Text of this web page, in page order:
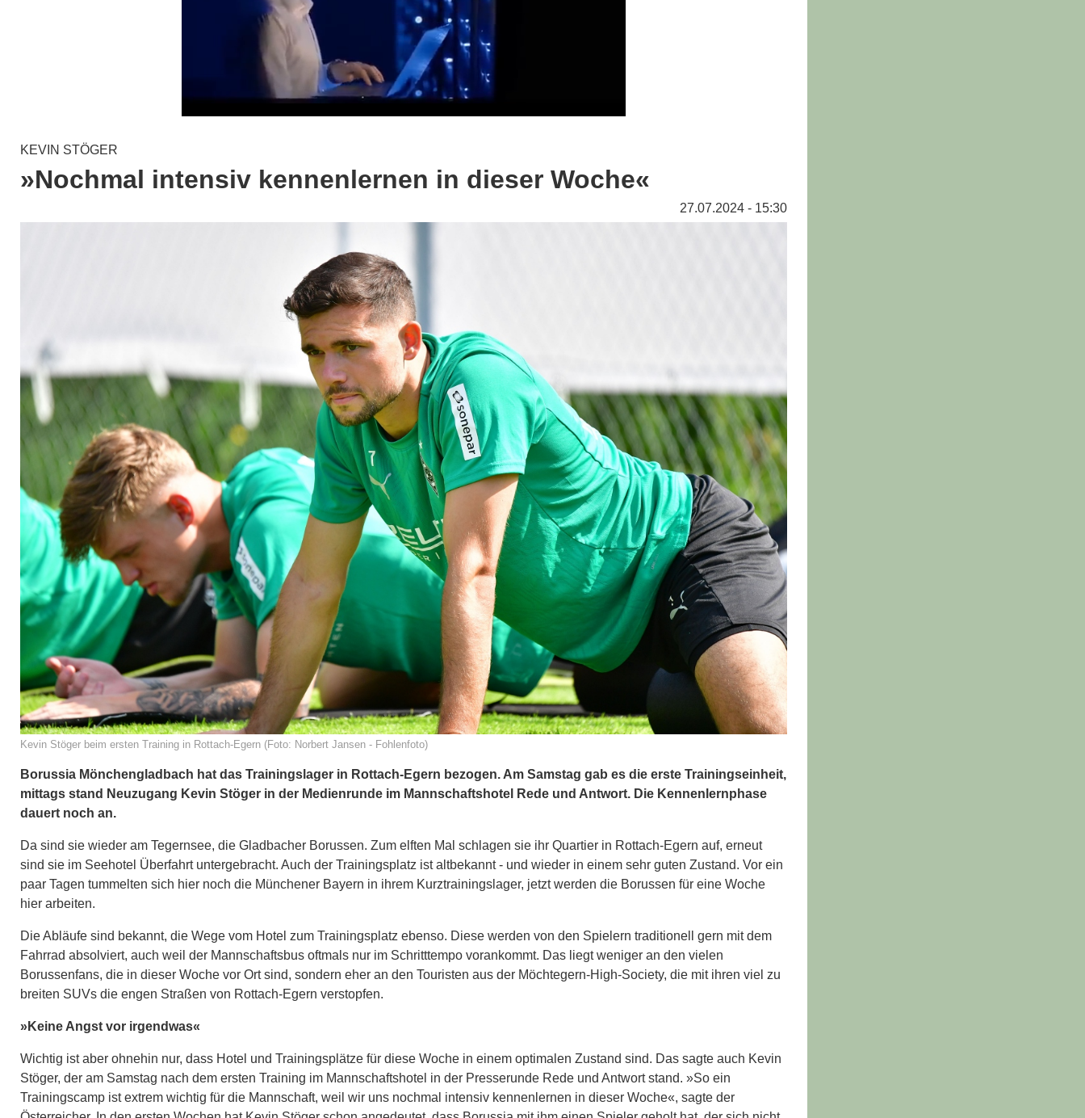
KEVIN STÖGER
»Nochmal intensiv kennenlernen in dieser Woche«
27.07.2024 - 15:30
Kevin Stöger beim ersten Training in Rottach-Egern (Foto: Norbert Jansen - Fohlenfoto)
Borussia Mönchengladbach hat das Trainingslager in Rottach-Egern bezogen. Am Samstag gab es die erste Trainingseinheit,
mittags stand Neuzugang Kevin Stöger in der Medienrunde im Mannschaftshotel Rede und Antwort. Die Kennenlernphase
dauert noch an.
Da sind sie wieder am Tegernsee, die Gladbacher Borussen. Zum elften Mal schlagen sie ihr Quartier in Rottach-Egern auf, erneut
sind sie im Seehotel Überfahrt untergebracht. Auch der Trainingsplatz ist altbekannt - und wieder in einem sehr guten Zustand. Vor ein
paar Tagen tummelten sich hier noch die Münchener Bayern in ihrem Kurztrainingslager, jetzt werden die Borussen für eine Woche
hier arbeiten.
Die Abläufe sind bekannt, die Wege vom Hotel zum Trainingsplatz ebenso. Diese werden von den Spielern traditionell gern mit dem
Fahrrad absolviert, auch weil der Mannschaftsbus oftmals nur im Schritttempo vorankommt. Das liegt weniger an den vielen
Borussenfans, die in dieser Woche vor Ort sind, sondern eher an den Touristen aus der Möchtegern-High-Society, die mit ihren viel zu
breiten SUVs die engen Straßen von Rottach-Egern verstopfen.
»Keine Angst vor irgendwas«
Wichtig ist aber ohnehin nur, dass Hotel und Trainingsplätze für diese Woche in einem optimalen Zustand sind. Das sagte auch Kevin
Stöger, der am Samstag nach dem ersten Training im Mannschaftshotel in der Presserunde Rede und Antwort stand. »So ein
Trainingscamp ist extrem wichtig für die Mannschaft, weil wir uns nochmal intensiv kennenlernen in dieser Woche«, sagte der